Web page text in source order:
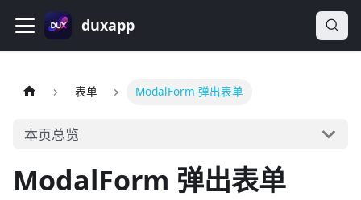
duxapp
表单 ModalForm 弹出表单
本页总览
ModalForm 弹出表单